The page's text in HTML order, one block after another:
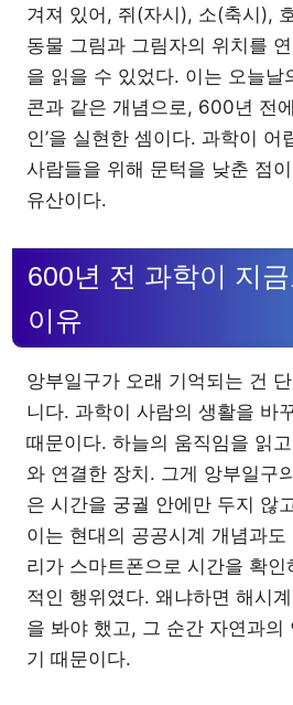
겨져 있어, 쥐(자시), 소(축시),
동물 그림과 그림자의 위치를
을 읽을 수 있었다. 이는 오늘날
콘과 같은 개념으로, 600년 전
인’을 실현한 셈이다. 과학이 어
사람들을 위해 문턱을 낮춘 점
유산이다.
600년 전 과학이 지
이유
앙부일구가 오래 기억되는 건
니다. 과학이 사람의 생활을 바
때문이다. 하늘의 움직임을 읽
와 연결한 장치. 그게 앙부일구
은 시간을 궁궐 안에만 두지 않
이는 현대의 공공시계 개념과
리가 스마트폰으로 시간을 확
적인 행위였다. 왜냐하면 해시
을 봐야 했고, 그 순간 자연과의
기 때문이다.